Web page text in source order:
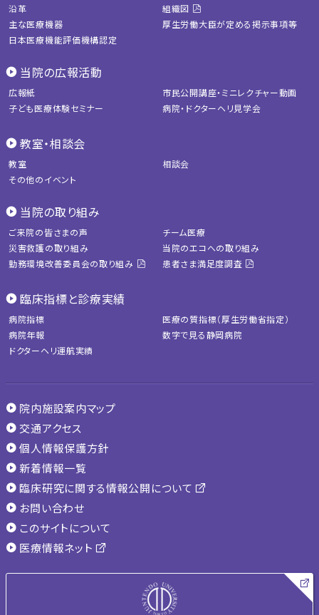
沿革
組織図
主な医療機器
厚生労働大臣が定める掲示事項等
日本医療機能評価機構認定
当院の広報活動
広報紙
市民公開講座・ミニレクチャー動画
子ども医療体験セミナー
病院・ドクターヘリ見学会
教室・相談会
教室
相談会
その他のイベント
当院の取り組み
ご来院の皆さまの声
チーム医療
災害救護の取り組み
当院のエコへの取り組み
勤務環境改善委員会の取り組み
患者さま満足度調査
臨床指標と診療実績
病院指標
医療の質指標（厚生労働省指定）
病院年報
数字で見る静岡病院
ドクターヘリ運航実績
院内施設案内マップ
交通アクセス
個人情報保護方針
新着情報一覧
臨床研究に関する情報公開について
お問い合わせ
このサイトについて
医療情報ネット